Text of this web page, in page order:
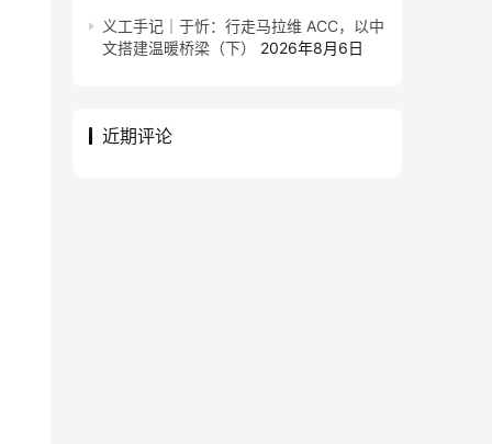
义工手记｜于忻：行走马拉维 ACC，以中
文搭建温暖桥梁（下）
2026年8月6日
近期评论